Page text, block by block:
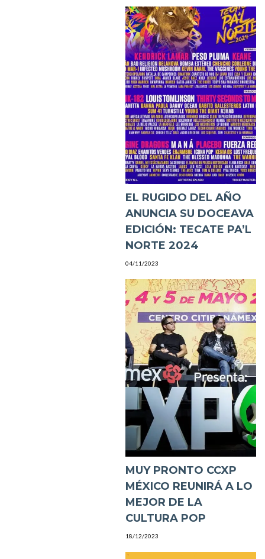
EL RUGIDO DEL AÑO
ANUNCIA SU DOCEAVA
EDICIÓN: TECATE PA’L
NORTE 2024
04/11/2023
MUY PRONTO CCXP
MÉXICO REUNIRÁ A LO
MEJOR DE LA
CULTURA POP
18/12/2023